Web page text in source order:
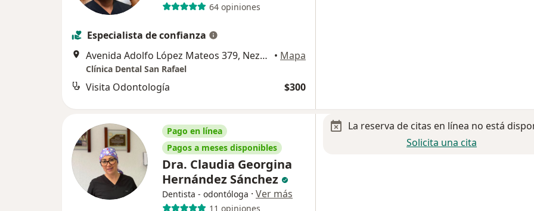
64 opiniones
Especialista de confianza
Avenida Adolfo López Mateos 379, Nezahualcóyotl • Mapa
Clínica Dental San Rafael
Visita Odontología $300
Pago en línea
Pagos a meses disponibles
Dra. Claudia Georgina
Hernández Sánchez
Dentista - odontóloga · Ver más
11 opiniones
La reserva de citas en línea no está
Solicita una cita